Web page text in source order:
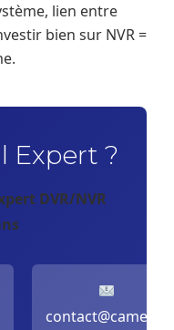
lien entre
bien sur NVR =
Expert ?
DVR/NVR
contact@camera-